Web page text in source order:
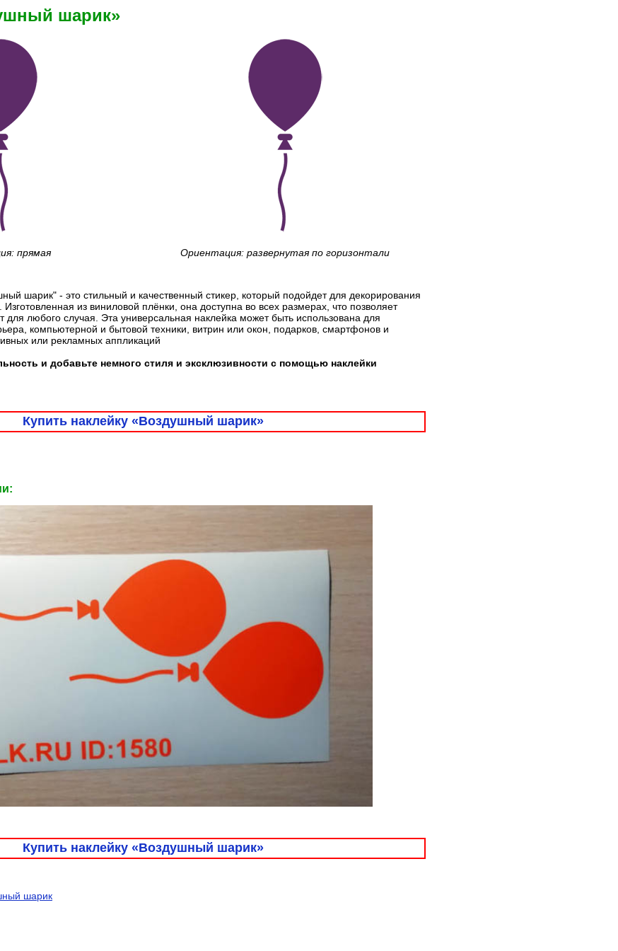
шарик»
прямая Ориентация: развернутая по горизонтали
шарик" - это стильный и качественный стикер, который подойдет для декорирования
из виниловой плёнки, она доступна во всех размерах, что позволяет
для любого случая. Эта универсальная наклейка может быть использована для
компьютерной и бытовой техники, витрин или окон, подарков, смартфонов и
или рекламных аппликаций
и добавьте немного стиля и эксклюзивности с помощью наклейки
Купить наклейку «Воздушный шарик»
Купить наклейку «Воздушный шарик»
шарик